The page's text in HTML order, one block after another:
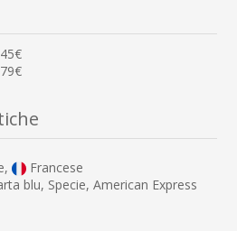
45€
Francese
blu, Specie, American Express